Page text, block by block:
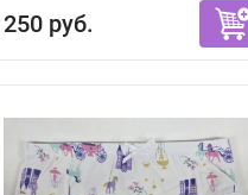
250 руб.